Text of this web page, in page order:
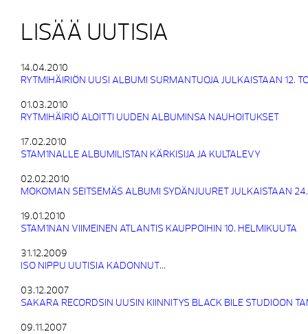
LISÄÄ UUTISIA
14.04.2010
RYTMIHÄIRIÖN UUSI ALBUMI SURMANTUOJA JULKAISTAAN 12.
01.03.2010
RYTMIHÄIRIÖ ALOITTI UUDEN ALBUMINSA NAUHOITUKSET
17.02.2010
STAM1NALLE ALBUMILISTAN KÄRKISIJA JA KULTALEVY
02.02.2010
MOKOMAN SEITSEMÄS ALBUMI SYDÄNJUURET JULKAISTAAN
19.01.2010
STAM1NAN VIIMEINEN ATLANTIS KAUPPOIHIN 10. HELMIKUUTA
31.12.2009
ISO NIPPU UUTISIA KADONNUT…
03.12.2007
SAKARA RECORDSIN UUSIN KIINNITYS BLACK BILE STUDIOON
09.11.2007